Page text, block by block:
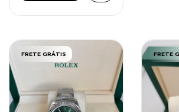
FRETE GRÁTIS FRETE